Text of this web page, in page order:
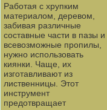
Работая с хрупким
материалом, деревом,
забивая различные
составные части в пазы и
всевозможные пропилы,
нужно использовать
киянки. Чаще, их
изготавливают из
лиственницы. Этот
инструмент
предотвращает